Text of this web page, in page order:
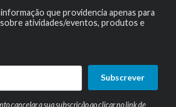
que providencia apenas para
atividades/eventos, produtos e
Subscrever
cancelar a sua subscrição ao clicar no link de